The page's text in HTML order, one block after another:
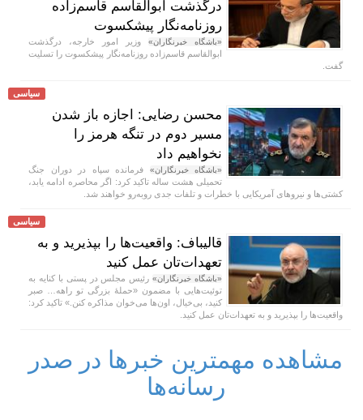
درگذشت ابوالقاسم قاسم‌زاده
روزنامه‌نگار پیشکسوت
«باشگاه خبرنگاران» وزیر امور خارجه، درگذشت
ابوالقاسم قاسم‌زاده روزنامه‌نگار پیشکسوت را تسلیت
گفت.
سیاسی
محسن رضایی: اجازه باز شدن
مسیر دوم در تنگه هرمز را
نخواهیم داد
«باشگاه خبرنگاران» فرمانده سپاه در دوران جنگ
تحمیلی هشت ساله تاکید کرد: اگر محاصره ادامه یابد،
کشتی‌ها و نیرو‌های آمریکایی با خطرات و تلفات جدی رو‌به‌رو خواهند شد.
سیاسی
قالیباف: واقعیت‌ها را بپذیرید و به
تعهدات‌تان عمل کنید
«باشگاه خبرنگاران»رئیس مجلس در پستی با کنایه به
توئیت‌هایی با مضمون «حملهٔ بزرگی تو راهه… صبر
کنید، بی‌خیال، اون‌ها می‌خوان مذاکره کنن.» تاکید کرد:
واقعیت‌ها را بپذیرید و به تعهدات‌تان عمل کنید.
مشاهده مهمترین خبرها در صدر
رسانه‌ها